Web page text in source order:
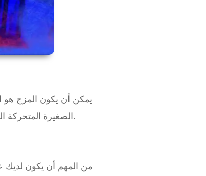
يمكن أن يكون المزج هو
الصغيرة المتحركة التي تجعلها كاملة. في معظم الحالات، يمكنك تجنب الوقوع في فخ المزيج من خلال التحضير المناسب.
من المهم أن يكون لديك